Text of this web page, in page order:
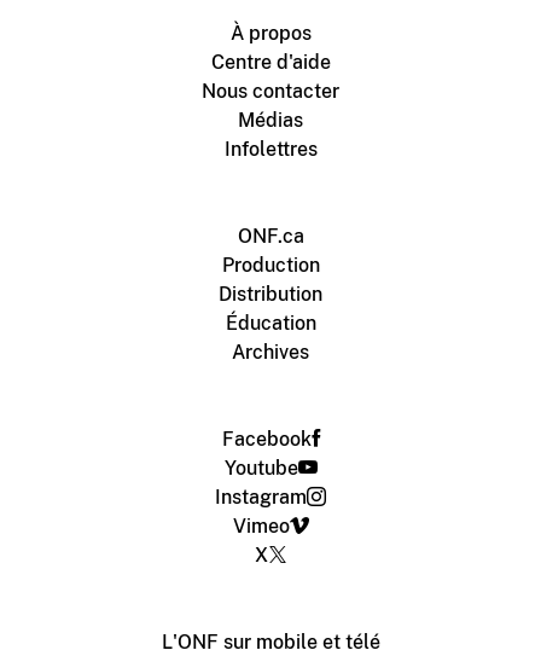
À propos
Centre d'aide
Nous contacter
Médias
Infolettres
ONF.ca
Production
Distribution
Éducation
Archives
Facebook
Youtube
Instagram
Vimeo
X
L'ONF sur mobile et télé